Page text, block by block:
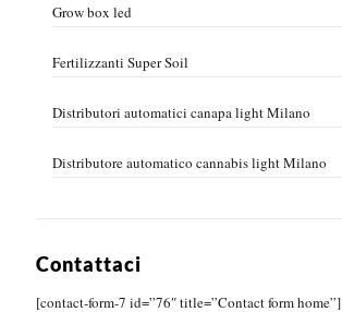
Grow box led
Fertilizzanti Super Soil
Distributori automatici canapa light Milano
Distributore automatico cannabis light Milano
Contattaci
[contact-form-7 id=”76″ title=”Contact form home”]